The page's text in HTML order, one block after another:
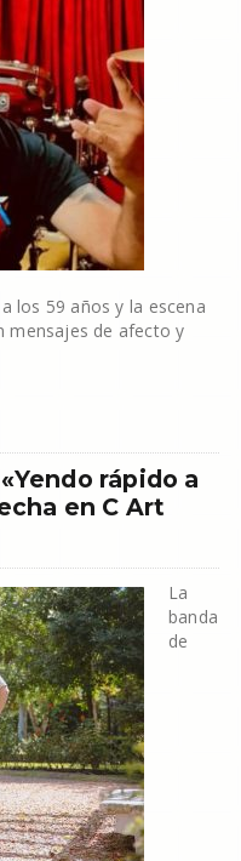
los 59 años y la escena
mensajes de afecto y
rápido a
en C Art
La
banda
de